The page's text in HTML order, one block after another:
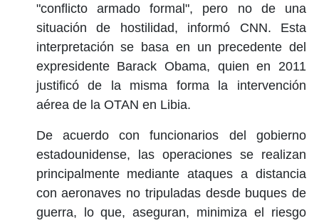
"conflicto armado formal", pero no de una
situación de hostilidad, informó CNN. Esta
interpretación se basa en un precedente del
expresidente Barack Obama, quien en 2011
justificó de la misma forma la intervención
aérea de la OTAN en Libia.
De acuerdo con funcionarios del gobierno
estadounidense, las operaciones se realizan
principalmente mediante ataques a distancia
con aeronaves no tripuladas desde buques de
guerra, lo que, aseguran, minimiza el riesgo